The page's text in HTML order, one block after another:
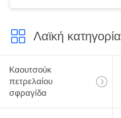
Λαϊκή κατηγορία
Καουτσούκ
πετρελαίου
σφραγίδα